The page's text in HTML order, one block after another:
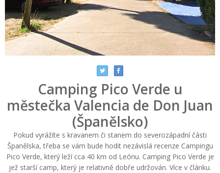
Camping Pico Verde u
městečka Valencia de Don Juan
(Španělsko)
Pokud vyrážíte s kravanem či stanem do severozápadní části
Španělska, třeba se vám bude hodit nezávislá recenze Campingu
Pico Verde, který leží cca 40 km od Leónu. Camping Pico Verde je
jež starší camp, který je relativně dobře udržován. Více v článku.